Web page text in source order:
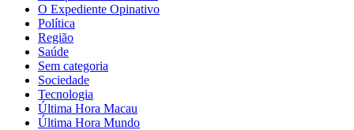
O Expediente Opinativo
Política
Região
Saúde
Sem categoria
Sociedade
Tecnologia
Última Hora Macau
Última Hora Mundo